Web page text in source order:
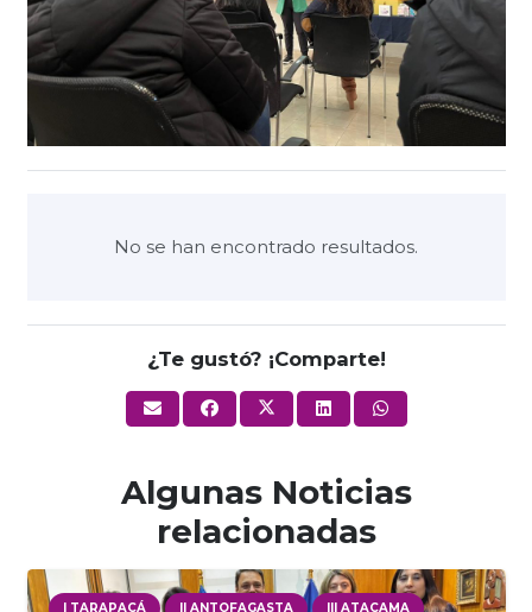
No se han encontrado resultados.
¿Te gustó? ¡Comparte!
Algunas Noticias
relacionadas
I TARAPACÁ II ANTOFAGASTA III ATACAMA